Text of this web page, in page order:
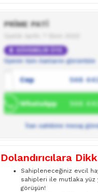
PRİME PATİ
GÜVENİLİR ÜYE
Üyenin tüm ilanlarını görüntüle
Cep 546
WhatsApp 546
İlan sahibine mesaj
Dolandırıcılara
Sahipleneceğiniz evcil
sahipleri ile mutlaka yüz
görüşün!